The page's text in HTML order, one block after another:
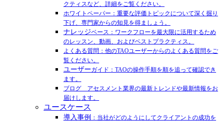
クティスなど、詳細をご覧ください。
ホワイトペーパー：重要な評価トピックについて深く掘り
下げ、専門家からの知見を得ましょう。
ナレッジベース：ワークフローを最大限に活用するため
のレッスン、動画、およびベストプラクティス。
よくある質問：他のTAOユーザーからのよくある質問をご
覧ください。
ユーザーガイド：TAOの操作手順を順を追って確認でき
ます。
ブログ アセスメント業界の最新トレンドや最新情報をお
届けします。
ユースケース
導入事例 ：当社がどのようにしてクライアントの成功を